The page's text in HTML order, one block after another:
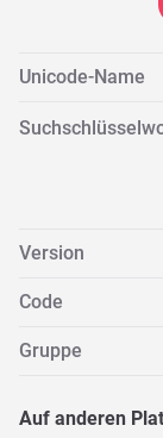
Unicode-Name
Version
Code
Gruppe
Auf anderen